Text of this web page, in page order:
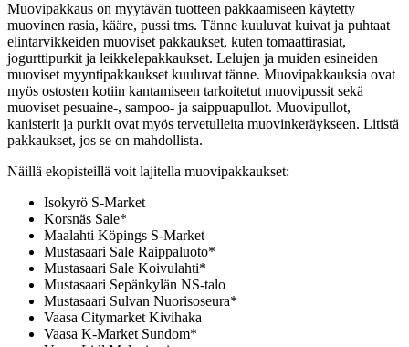
Muovipakkaus on myytävän tuotteen pakkaamiseen käytetty
muovinen rasia, kääre, pussi tms. Tänne kuuluvat kuivat ja puhtaat
elintarvikkeiden muoviset pakkaukset, kuten tomaattirasiat,
jogurttipurkit ja leikkelepakkaukset. Lelujen ja muiden esineiden
muoviset myyntipakkaukset kuuluvat tänne. Muovipakkauksia ovat
myös ostosten kotiin kantamiseen tarkoitetut muovipussit sekä
muoviset pesuaine-, sampoo- ja saippuapullot. Muovipullot,
kanisterit ja purkit ovat myös tervetulleita muovinkeräykseen. Litistä
pakkaukset, jos se on mahdollista.
Näillä ekopisteillä voit lajitella muovipakkaukset:
Isokyrö S-Market
Korsnäs Sale*
Maalahti Köpings S-Market
Mustasaari Sale Raippaluoto*
Mustasaari Sale Koivulahti*
Mustasaari Sepänkylän NS-talo
Mustasaari Sulvan Nuorisoseura*
Vaasa Citymarket Kivihaka
Vaasa K-Market Sundom*